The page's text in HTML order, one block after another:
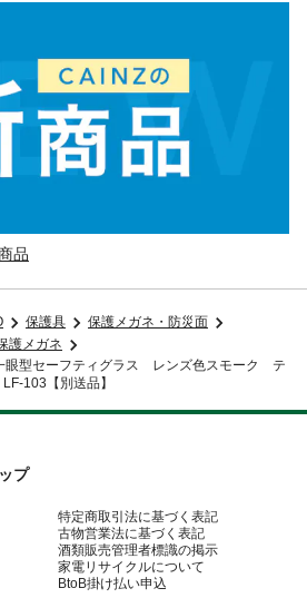
品
保護具
保護メガネ・防災面
護メガネ
眼型セーフティグラス レンズ色スモーク テ
103【別送品】
プ
特定商取引法に基づく表記
古物営業法に基づく表記
酒類販売管理者標識の掲示
家電リサイクルについて
BtoB掛け払い申込